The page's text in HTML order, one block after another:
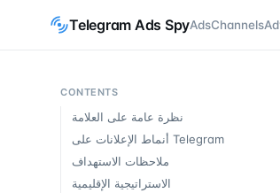
Telegram Ads SpyAdsChannels
CONTENTS
نظرة عامة على العلامة
أنماط الإعلانات على Telegram
ملاحظات الاستهداف
الاستراتيجية الإقليمية